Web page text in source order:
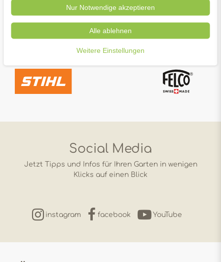
Social Media
Jetzt Tipps und Infos für Ihren Garten in wenigen
Klicks auf einen Blick
instagram facebook YouTube
Nur Notwendige akzeptieren
Alle ablehnen
Weitere Einstellungen